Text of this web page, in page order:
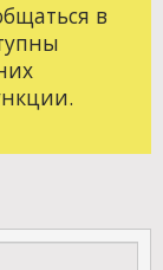
в